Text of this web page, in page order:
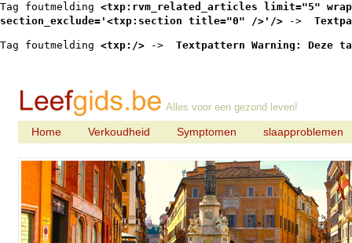
Tag foutmelding <txp:rvm_related_articles limit="5"
section_exclude='<txp:section title="0" />'/> ->
Tag foutmelding <txp:/> -> Textpattern Warning: Deze
Alles voor een gezond leven!
Home Verkoudheid Symptomen slaapproblemen